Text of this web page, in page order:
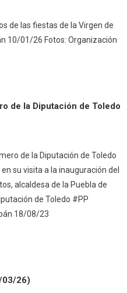
de las fiestas de la Virgen de
10/01/26 Fotos: Organización
de la Diputación de Toledo
de la Diputación de Toledo
su visita a la inauguración del
alcaldesa de la Puebla de
de Toledo #PP
18/08/23
03/26)